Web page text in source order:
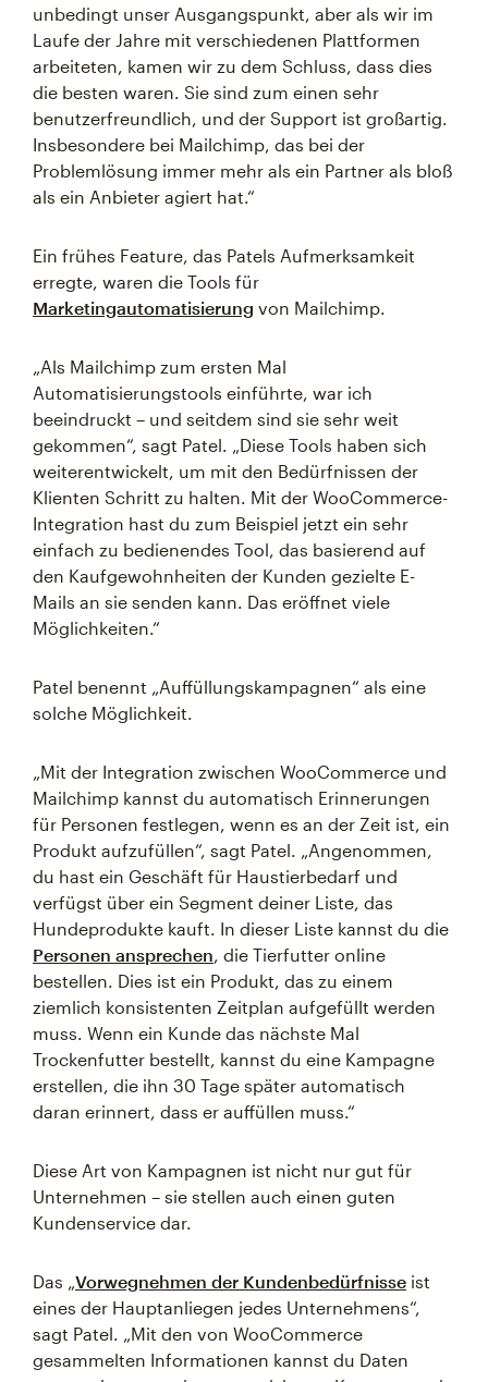
unbedingt unser Ausgangspunkt, aber als wir im
Laufe der Jahre mit verschiedenen Plattformen
arbeiteten, kamen wir zu dem Schluss, dass dies
die besten waren. Sie sind zum einen sehr
benutzerfreundlich, und der Support ist großartig.
Insbesondere bei Mailchimp, das bei der
Problemlösung immer mehr als ein Partner als bloß
als ein Anbieter agiert hat.“
Ein frühes Feature, das Patels Aufmerksamkeit
erregte, waren die Tools für
Marketingautomatisierung von Mailchimp.
„Als Mailchimp zum ersten Mal
Automatisierungstools einführte, war ich
beeindruckt – und seitdem sind sie sehr weit
gekommen“, sagt Patel. „Diese Tools haben sich
weiterentwickelt, um mit den Bedürfnissen der
Klienten Schritt zu halten. Mit der WooCommerce-
Integration hast du zum Beispiel jetzt ein sehr
einfach zu bedienendes Tool, das basierend auf
den Kaufgewohnheiten der Kunden gezielte E-
Mails an sie senden kann. Das eröffnet viele
Möglichkeiten.“
Patel benennt „Auffüllungskampagnen“ als eine
solche Möglichkeit.
„Mit der Integration zwischen WooCommerce und
Mailchimp kannst du automatisch Erinnerungen
für Personen festlegen, wenn es an der Zeit ist, ein
Produkt aufzufüllen“, sagt Patel. „Angenommen,
du hast ein Geschäft für Haustierbedarf und
verfügst über ein Segment deiner Liste, das
Hundeprodukte kauft. In dieser Liste kannst du die
Personen ansprechen, die Tierfutter online
bestellen. Dies ist ein Produkt, das zu einem
ziemlich konsistenten Zeitplan aufgefüllt werden
muss. Wenn ein Kunde das nächste Mal
Trockenfutter bestellt, kannst du eine Kampagne
erstellen, die ihn 30 Tage später automatisch
daran erinnert, dass er auffüllen muss.“
Diese Art von Kampagnen ist nicht nur gut für
Unternehmen – sie stellen auch einen guten
Kundenservice dar.
Das „Vorwegnehmen der Kundenbedürfnisse ist
eines der Hauptanliegen jedes Unternehmens“,
sagt Patel. „Mit den von WooCommerce
gesammelten Informationen kannst du Daten